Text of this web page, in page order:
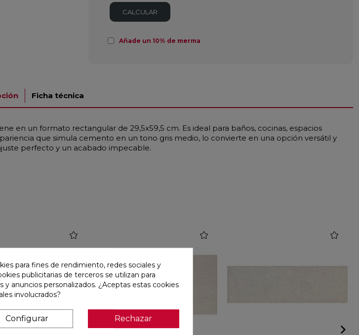
CALCULAR
Añade un 10% de merma
Ficha técnica
en un formato rectangular de 29,5x59,5 cm. Es ideal para baños, cocinas, espacios
que simula cemento en un tono gris medio, lo convierte en una opción versátil y
perfecto y un acabado impecable.
favorite
para fines de rendimiento, redes sociales y
publicitarias de terceros se utilizan para
anuncios personalizados. ¿Aceptas estas cookies
involucrados?
Configurar Rechazar